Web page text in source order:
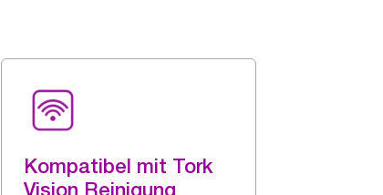
Kompatibel mit Tork
Vision Reinigung